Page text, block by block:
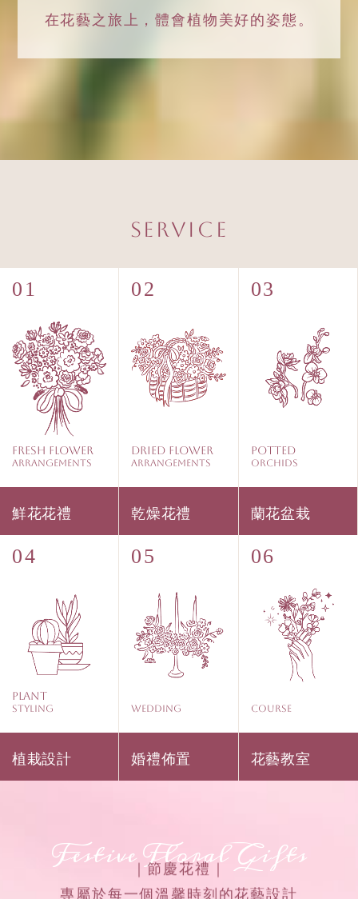
在花藝之旅上，體會植物美好的姿態。
Service
Fresh Flower
Arrangements
鮮花花禮
Dried Flower
Arrangements
乾燥花禮
Potted
Orchids
蘭花盆栽
Plant
Styling
植栽設計
WEDDING
婚禮佈置
COURSE
花藝教室
Festive Floral Gifts
｜節慶花禮｜
專屬於每一個溫馨時刻的花藝設計